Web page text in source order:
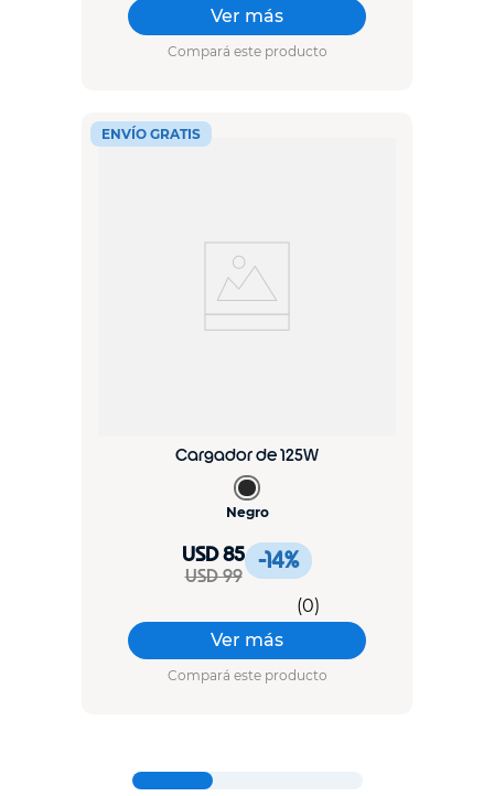
Ver más
Compará este producto
Cargador de 125W
Negro
-14%
USD 85
USD 99
(0)
Ver más
Compará este producto
ENVÍO GRATIS